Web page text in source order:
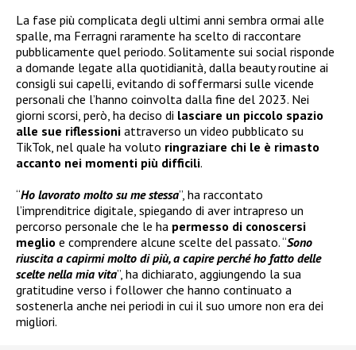
La fase più complicata degli ultimi anni sembra ormai alle
spalle, ma Ferragni raramente ha scelto di raccontare
pubblicamente quel periodo. Solitamente sui social risponde
a domande legate alla quotidianità, dalla beauty routine ai
consigli sui capelli, evitando di soffermarsi sulle vicende
personali che l’hanno coinvolta dalla fine del 2023. Nei
giorni scorsi, però, ha deciso di lasciare un piccolo spazio
alle sue riflessioni attraverso un video pubblicato su
TikTok, nel quale ha voluto ringraziare chi le è rimasto
accanto nei momenti più difficili.
“Ho lavorato molto su me stessa”, ha raccontato
l’imprenditrice digitale, spiegando di aver intrapreso un
percorso personale che le ha permesso di conoscersi
meglio e comprendere alcune scelte del passato. “Sono
riuscita a capirmi molto di più, a capire perché ho fatto delle
scelte nella mia vita”, ha dichiarato, aggiungendo la sua
gratitudine verso i follower che hanno continuato a
sostenerla anche nei periodi in cui il suo umore non era dei
migliori.